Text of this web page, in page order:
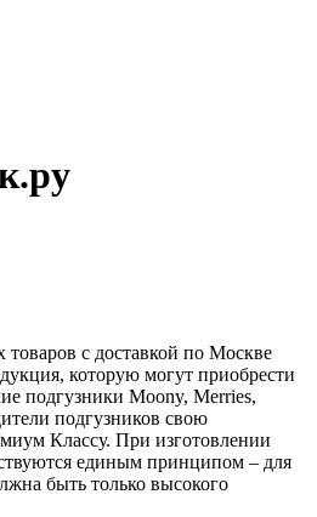
товаров с доставкой по Москве
которую могут приобрести
подгузники Moony, Merries,
подгузников свою
Классу. При изготовлении
единым принципом – для
быть только высокого